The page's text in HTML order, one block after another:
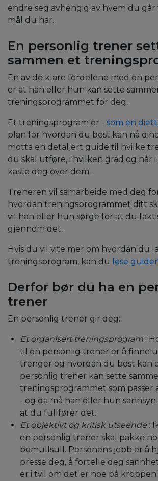
endre seg avhengig av hvem du
mål du har.
En personlig trener
sammen et
En av de klare fordelene med en
er at han eller hun kan sette
treningsprogrammet for deg.
Et treningsprogram er - som en
plan for hvordan du best kan nå
motta en detaljert guide til hvilke
du skal utføre, i hvilken grad og når i
kaste deg over dem.
Treneren vil samarbeide med deg
hvordan treningsprogrammet ditt
vil han eller hun sørge for at du
gjennom det.
Hvis du vil vite mer om hvordan du
treningsprogram, kan du
lese
Derfor bør du ha en
trener
En personlig trener gir deg:
Et organisert treningsprogram :
til en personlig trener er å finne
trenger og hvordan du best kan
personlig trener kan sette
treningsprogrammet som passer
- og da må han eller hun
at du fullfører det.
Et objektivt og kritisk utseende :
en personlig trener skal pakke
bomullsull. Personens jobb er å
presse deg, å fortelle deg
er i tvil om det er noe på kroppen